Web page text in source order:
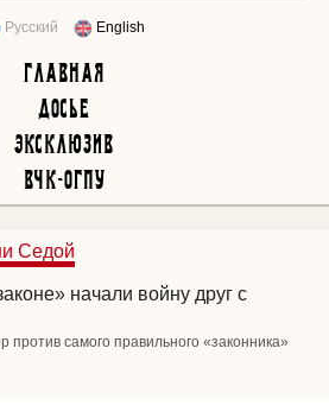
Русский English
Главная
Досье
Эксклюзив
ВЧК-ОГПУ
Седой
начали войну друг с
против самого правильного «законника»